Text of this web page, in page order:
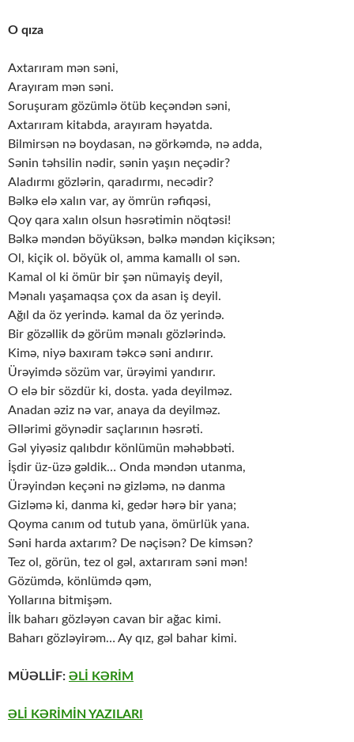
O qıza
Axtarıram mən səni,
Arayıram mən səni.
Soruşuram gözümlə ötüb keçəndən səni,
Axtarıram kitabda, arayıram həyatda.
Bilmirsən nə boydasan, nə görkəmdə, nə adda,
Sənin təhsilin nədir, sənin yaşın neçədir?
Aladırmı gözlərin, qaradırmı, necədir?
Bəlkə elə xalın var, ay ömrün rəfiqəsi,
Qoy qara xalın olsun həsrətimin nöqtəsi!
Bəlkə məndən böyüksən, bəlkə məndən kiçiksən;
Ol, kiçik ol. böyük ol, amma kamallı ol sən.
Kamal ol ki ömür bir şən nümayiş deyil,
Mənalı yaşamaqsa çox da asan iş deyil.
Ağıl da öz yerində. kamal da öz yerində.
Bir gözəllik də görüm mənalı gözlərində.
Kimə, niyə baxıram təkcə səni andırır.
Ürəyimdə sözüm var, ürəyimi yandırır.
O elə bir sözdür ki, dosta. yada deyilməz.
Anadan əziz nə var, anaya da deyilməz.
Əllərimi göynədir saçlarının həsrəti.
Gəl yiyəsiz qalıbdır könlümün məhəbbəti.
İşdir üz-üzə gəldik… Onda məndən utanma,
Ürəyindən keçəni nə gizləmə, nə danma
Gizləmə ki, danma ki, gedər hərə bir yana;
Qoyma canım od tutub yana, ömürlük yana.
Səni harda axtarım? De nəçisən? De kimsən?
Tez ol, görün, tez ol gəl, axtarıram səni mən!
Gözümdə, könlümdə qəm,
Yollarına bitmişəm.
İlk baharı gözləyən cavan bir ağac kimi.
Baharı gözləyirəm… Ay qız, gəl bahar kimi.
MÜƏLLİF: ƏLİ KƏRİM
ƏLİ KƏRİMİN YAZILARI